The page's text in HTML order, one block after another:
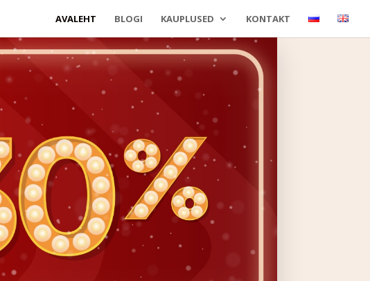
AVALEHT BLOGI KAUPLUSED KONTAKT